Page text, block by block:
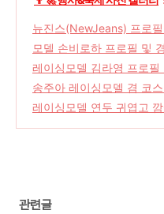
뉴진스(NewJeans) 프로
2024 F/W 서울패션위크
모델 손비로하 프로필 및
레이싱모델 김라영 프로필
자동차튜닝협회 소개'
(126)
송주아 레이싱모델 겸 코
위크 모델'
(85)
레이싱모델 연두 귀엽고
관련글